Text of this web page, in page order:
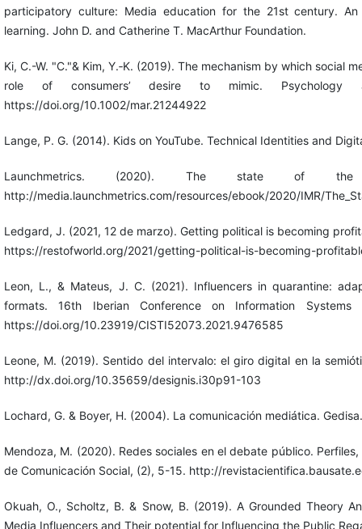
participatory culture: Media education for the 21st century.
learning. John D. and Catherine T. MacArthur Foundation.
Ki, C.-W. "C."& Kim, Y.‐K. (2019). The mechanism by which social
role of consumers’ desire to mimic. Psychology
https://doi.org/10.1002/mar.21244922
Lange, P. G. (2014). Kids on YouTube. Technical Identities and
Launchmetrics. (2020). The state of the
http://media.launchmetrics.com/resources/ebook/2020/IMR/
Ledgard, J. (2021, 12 de marzo). Getting political is becoming
https://restofworld.org/2021/getting-political-is-becoming-
Leon, L., & Mateus, J. C. (2021). Influencers in quarantine:
formats. 16th Iberian Conference on Information
https://doi.org/10.23919/CISTI52073.2021.9476585
Leone, M. (2019). Sentido del intervalo: el giro digital en la
http://dx.doi.org/10.35659/designis.i30p91-103
Lochard, G. & Boyer, H. (2004). La comunicación mediática. Gedisa.
Mendoza, M. (2020). Redes sociales en el debate público.
de Comunicación Social, (2), 5-15. http://
Okuah, O., Scholtz, B. & Snow, B. (2019). A Grounded Theory
Media Influencers and Their potential for Influencing the Public